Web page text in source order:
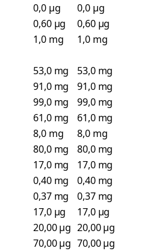
0,0 µg
0,0 µg
0,60 µg
0,60 µg
1,0 mg
1,0 mg
53,0 mg
53,0 mg
91,0 mg
91,0 mg
99,0 mg
99,0 mg
61,0 mg
61,0 mg
8,0 mg
8,0 mg
80,0 mg
80,0 mg
17,0 mg
17,0 mg
0,40 mg
0,40 mg
0,37 mg
0,37 mg
17,0 µg
17,0 µg
20,00 µg 20,00 µg
70,00 µg 70,00 µg